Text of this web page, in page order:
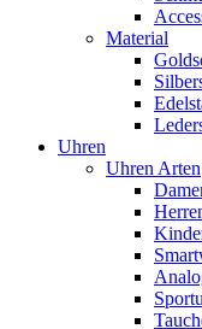
Material
Uhren
Uhren Arten